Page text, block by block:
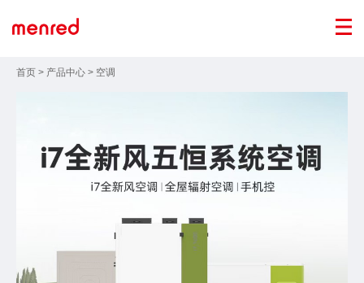
首页 > 产品中心 > 空调